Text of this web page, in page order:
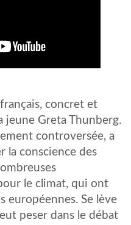
concret et
jeune Greta Thunberg.
controversée, a
la conscience des
le climat, qui ont
européennes. Se lève
peser dans le débat